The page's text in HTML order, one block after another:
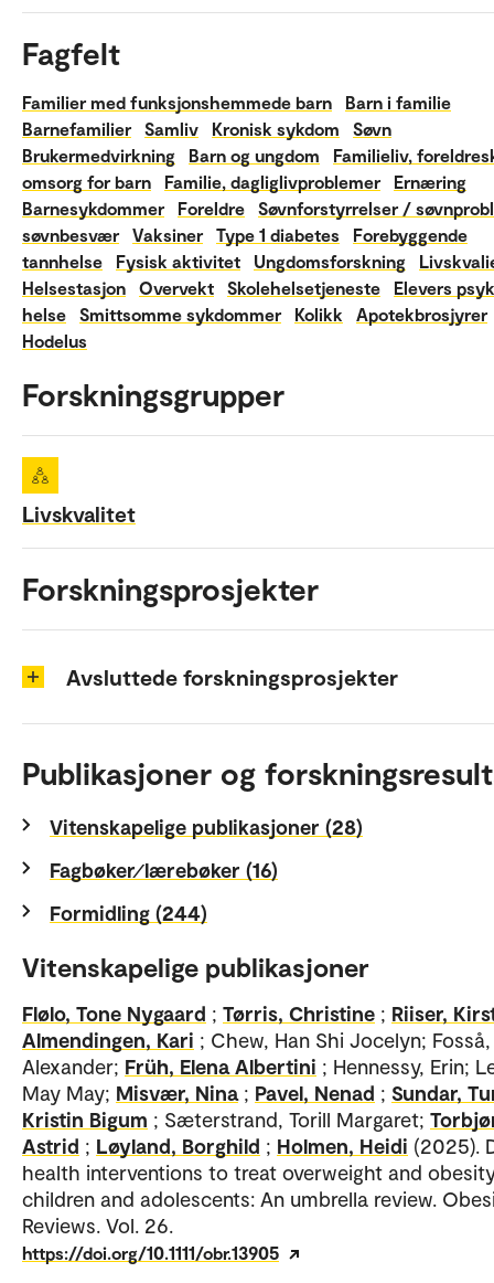
Fagfelt
Familier med funksjonshemmede barn
Barn i familie
Barnefamilier
Samliv Kronisk sykdom
Søvn
Brukermedvirkning
Barn og ungdom
Familieliv,
omsorg for barn
Familie, dagliglivproblemer
Ernæring
Barnesykdommer
Foreldre
Søvnforstyrrelser /
søvnbesvær
Vaksiner Type 1 diabetes
Forebyggende
tannhelse
Fysisk aktivitet Ungdomsforskning
Helsestasjon
Overvekt Skolehelsetjeneste
Elevers
helse
Smittsomme sykdommer Kolikk
Apotekbrosjyrer
Hodelus
Forskningsgrupper
Livskvalitet
Forskningsprosjekter
Avsluttede forskningsprosjekter
Publikasjoner og
Vitenskapelige publikasjoner (28)
Fagbøker⁄lærebøker (16)
Formidling (244)
Vitenskapelige publikasjoner
Flølo, Tone Nygaard ; Tørris, Christine ; Riiser,
Almendingen, Kari ; Chew, Han Shi Jocelyn; Fosså,
Alexander; Früh, Elena Albertini ; Hennessy, Erin;
May May; Misvær, Nina ; Pavel, Nenad ; Sundar,
Kristin Bigum ; Sæterstrand, Torill Margaret;
Astrid ; Løyland, Borghild ; Holmen, Heidi (2025).
health interventions to treat overweight and
children and adolescents: An umbrella review.
Reviews. Vol. 26.
https://doi.org/10.1111/obr.13905